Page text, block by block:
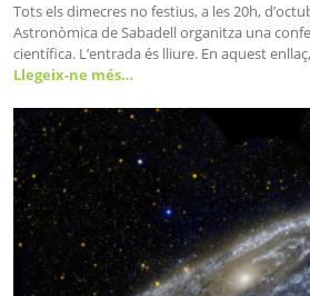
Tots els dimecres no festius, a les 20h,
Astronòmica de Sabadell organitza una
científica. L’entrada és lliure. En aquest
Llegeix-ne més…